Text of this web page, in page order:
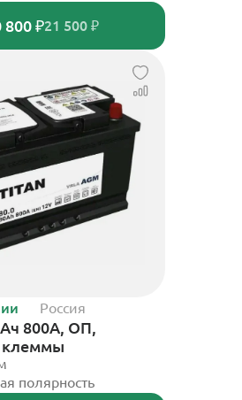
800 ₽21 500 ₽
Россия
800А, ОП,
клеммы
полярность